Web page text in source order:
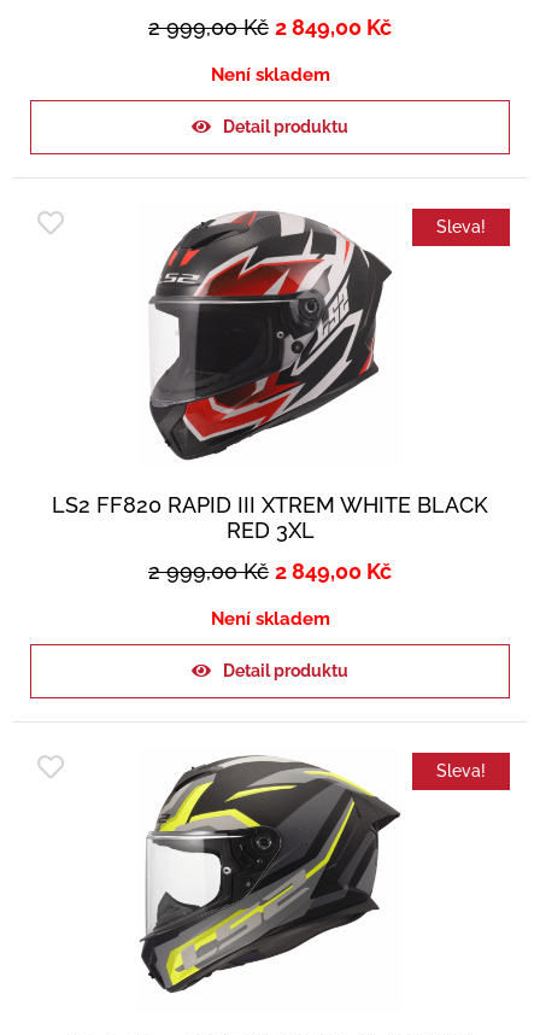
2 999,00Kč 2 849,00 Kč
Není skladem
Detail produktu
Sleva!
LS2 FF820 RAPID III XTREM WHITE BLACK
RED 3XL
2 999,00Kč 2 849,00 Kč
Není skladem
Detail produktu
Sleva!